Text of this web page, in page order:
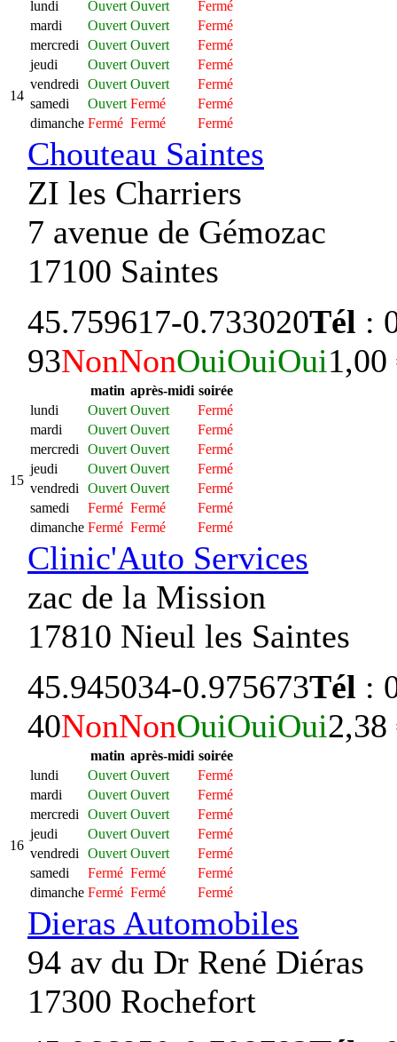
14
lundi
Ouvert Ouvert
Fermé
mardi
Ouvert Ouvert
Fermé
mercredi
Ouvert Ouvert
Fermé
jeudi
Ouvert Ouvert
Fermé
vendredi
Ouvert Ouvert
Fermé
samedi
Ouvert Fermé
Fermé
dimanche Fermé Fermé Fermé
Chouteau Saintes
ZI les Charriers
7 avenue de Gémozac
17100 Saintes
15
45.759617-0.733020Tél :
93NonNonOuiOuiOui1,00
matin après-midi soirée
lundi
Ouvert Ouvert
Fermé
mardi
Ouvert Ouvert
Fermé
mercredi
Ouvert Ouvert
Fermé
jeudi
Ouvert Ouvert
Fermé
vendredi
Ouvert Ouvert
Fermé
samedi
Fermé Fermé
Fermé
dimanche Fermé Fermé Fermé
Clinic'Auto Services
zac de la Mission
17810 Nieul les Saintes
16
45.945034-0.975673Tél :
40NonNonOuiOuiOui2,38
matin après-midi soirée
lundi
Ouvert Ouvert
Fermé
mardi
Ouvert Ouvert
Fermé
mercredi
Ouvert Ouvert
Fermé
jeudi
Ouvert Ouvert
Fermé
vendredi
Ouvert Ouvert
Fermé
samedi
Fermé Fermé
Fermé
dimanche Fermé Fermé Fermé
Dieras Automobiles
94 av du Dr René Diéras
17300 Rochefort